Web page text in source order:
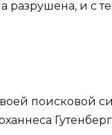
и с
поисковой